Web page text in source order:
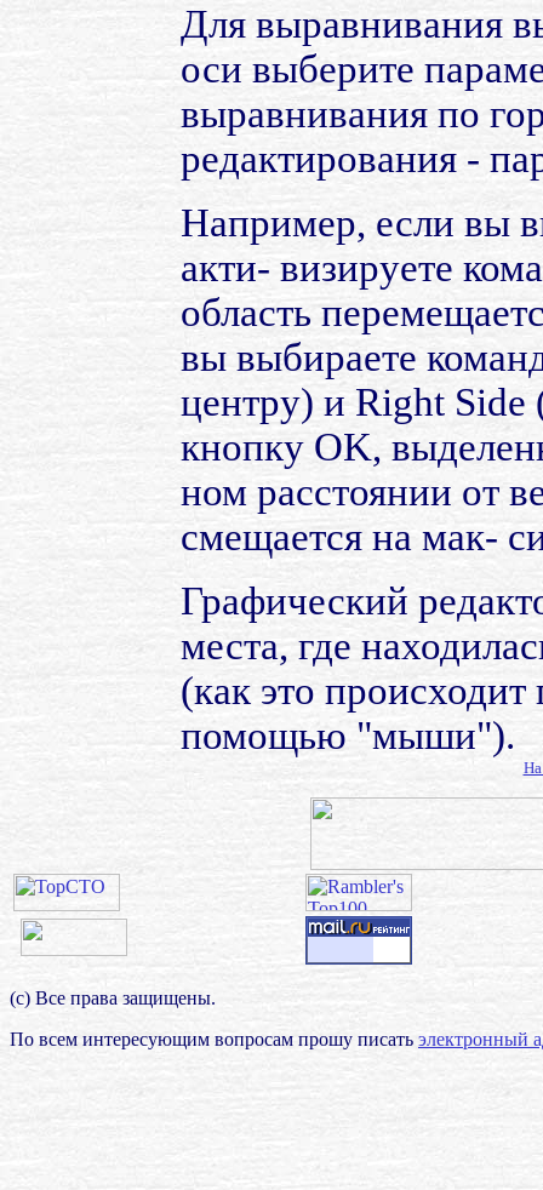
Для выравнивания
оси выберите
выравнивания по
редактирования -
Например, если вы
акти- визируете
область
вы выбираете
центру) и Right Side
кнопку OK,
ном расстоянии от
смещается на мак-
Графический
места, где
(как это
помощью "мыши").
(с) Все права защищены.
По всем интересующим вопросам прошу писать электронный